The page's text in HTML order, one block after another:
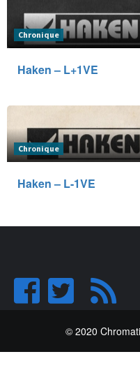
Chronique
Haken – L+1VE
Chronique
Haken – L-1VE
© 2020